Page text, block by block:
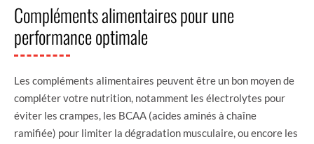
Compléments alimentaires pour une
performance optimale
Les compléments alimentaires peuvent être un bon moyen de
compléter votre nutrition, notamment les électrolytes pour
éviter les crampes, les BCAA (acides aminés à chaîne
ramifiée) pour limiter la dégradation musculaire, ou encore les